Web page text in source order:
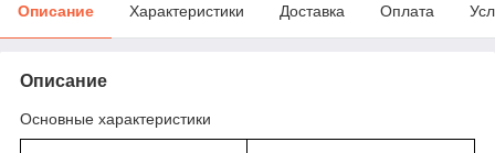
Описание Характеристики Доставка Оплата
Описание
Основные характеристики